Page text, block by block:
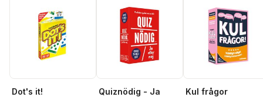
Dot's it!
Quiznödig - Ja
Kul frågor